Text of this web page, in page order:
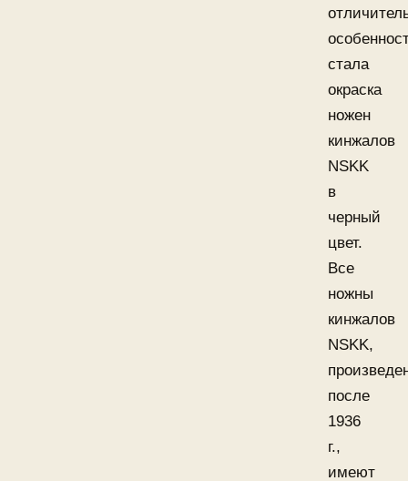
стала
окраска
ножен
кинжалов
NSKK
в
черный
цвет.
Все
ножны
кинжалов
NSKK,
после
1936
г.,
имеют